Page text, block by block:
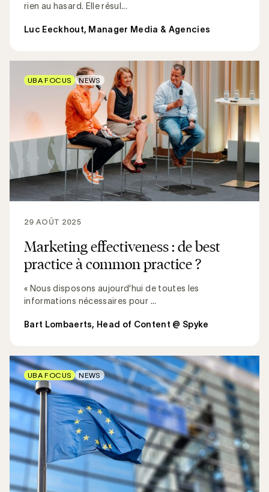
rien au hasard. Elle résul...
Luc Eeckhout, Manager Media & Agencies
Marketing effectiveness : de best
practice à common practice ?
« Nous disposons aujourd’hui de toutes les
informations nécessaires pour ...
29 AOÛT 2025
Bart Lombaerts, Head of Content @ Spyke
UBA FOCUS NEWS
UBA FOCUS NEWS